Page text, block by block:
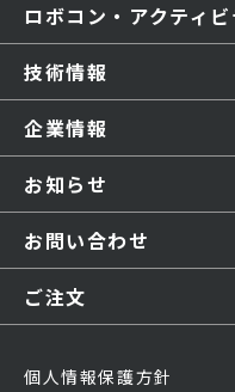
ロボコン・アクティビ
技術情報
企業情報
お知らせ
お問い合わせ
ご注文
個人情報保護方針